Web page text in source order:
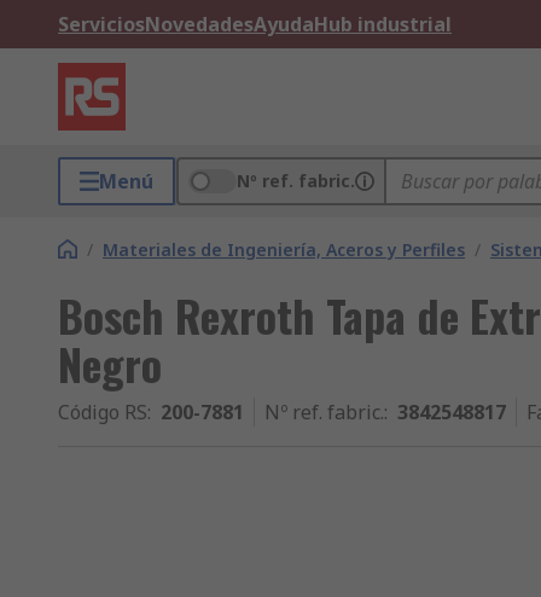
ServiciosNovedadesAyudaHub industrial
Menú Nº ref. fabric.
/ Materiales de Ingeniería, Aceros y Perfiles /
Bosch Rexroth Tapa de
Negro
Código RS: 200-7881 Nº ref. fabric.: 3842548817